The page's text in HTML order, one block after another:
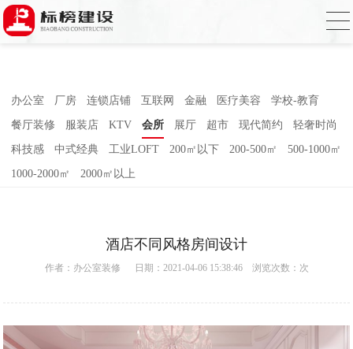
小黄片大全下载,小黄片应用下载,小黄片短
视频,下载小黄片免费
办公室 厂房 连锁店铺 互联网 金融 医疗美容 学校-教育
餐厅装修 服装店 KTV 会所 展厅 超市 现代简约 轻奢时尚
科技感 中式经典 工业LOFT 200㎡以下 200-500㎡ 500-1000㎡
1000-2000㎡ 2000㎡以上
酒店不同风格房间设计
作者： 办公室装修 日期：2021-04-06 15:38:46 浏览次数： 次